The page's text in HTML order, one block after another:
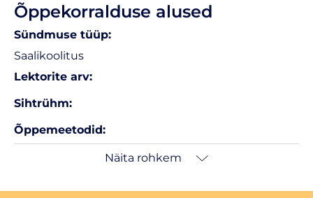
Õppekorralduse alused
Sündmuse tüüp:
Saalikoolitus
Lektorite arv:
Sihtrühm:
Õppemeetodid:
Näita rohkem